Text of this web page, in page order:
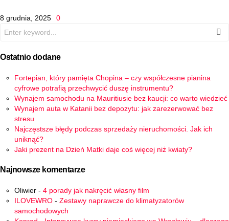
8 grudnia, 2025 0
for:
Ostatnio dodane
Fortepian, który pamięta Chopina – czy współczesne pianina
cyfrowe potrafią przechwycić duszę instrumentu?
Wynajem samochodu na Mauritiusie bez kaucji: co warto wiedzieć
Wynajem auta w Katanii bez depozytu: jak zarezerwować bez
stresu
Najczęstsze błędy podczas sprzedaży nieruchomości. Jak ich
uniknąć?
Jaki prezent na Dzień Matki daje coś więcej niż kwiaty?
Najnowsze komentarze
Oliwier - 4 porady jak nakręcić własny film
ILOVEWRO - Zestawy naprawcze do klimatyzatorów
samochodowych